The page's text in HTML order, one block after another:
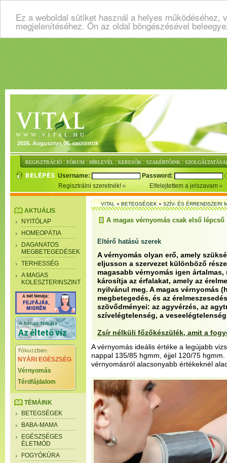
Ez a weboldal sütiket használ a helyes
megjelenítéséhez. Ön az oldal böngészésével
2026. Augusztus 06. csütörtök
REGISZTRÁCIÓ : FÓRUM : HÍRLEVÉL : KERESŐK : SZAKÉRTŐINK :
Username:
Password:
Regisztrálni szeretnék!
Elfelejtettem a jelszavam
AKTUÁLIS
NYITÓLAP
HOMEOPÁTIA
DAGANATOS
MEGBETEGEDÉSEK
TERHESSÉG
A MAGAS
KOLESZTERINSZINT
NYÁRI EGÉSZSÉG
Vérnyomás
Térdfájdalom
TÉMÁINK
BETEGSÉGEK
BABA-MAMA
EGÉSZSÉGES
ÉLETMÓD
FOGYÓKÚRA
VITAL»BETEGSÉGEK»SZÍV- ÉS ÉRRENDSZERI
A magas vérnyomás csak első lépcső
Eltérő hatású szerek
A vérnyomás olyan erő, amely
eljusson a szervezet különböző
magasabb vérnyomás igen
károsítja az érfalakat, amely az
nyilvánul meg. A magas vérnyomás
megbetegedés, és az
szövődményei: az agyvérzés, az
szívelégtelenség, a
Zsír nélküli főzőkészülék, amit a
A vérnyomás ideális értéke a legújabb
nappal 135/85 hgmm, éjjel 120/75
vérnyomásról alacsonyabb értékeknél